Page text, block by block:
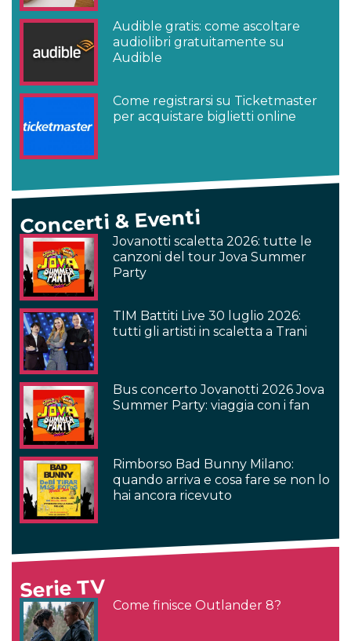
Audible gratis: come ascoltare
audiolibri gratuitamente su
Audible
Come registrarsi su Ticketmaster
per acquistare biglietti online
Concerti & Eventi
Jovanotti scaletta 2026: tutte le
canzoni del tour Jova Summer
Party
TIM Battiti Live 30 luglio 2026:
tutti gli artisti in scaletta a Trani
Bus concerto Jovanotti 2026 Jova
Summer Party: viaggia con i fan
Rimborso Bad Bunny Milano:
quando arriva e cosa fare se non lo
hai ancora ricevuto
Serie TV
Come finisce Outlander 8?